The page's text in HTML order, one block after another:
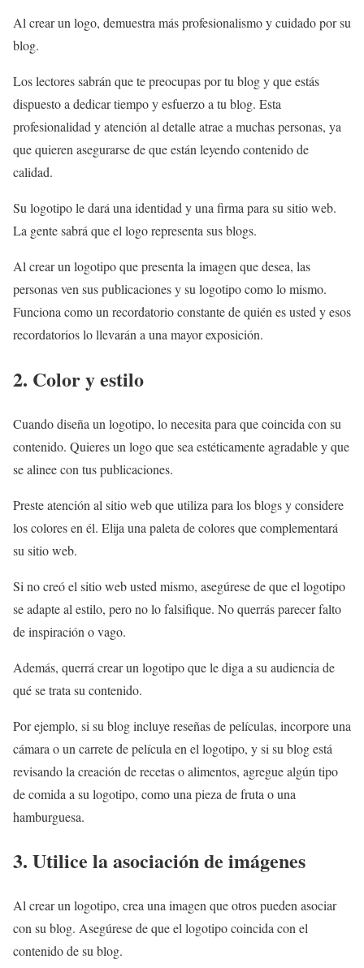
Al crear un logo, demuestra más profesionalismo y cuidado por su
blog.
Los lectores sabrán que te preocupas por tu blog y que estás
dispuesto a dedicar tiempo y esfuerzo a tu blog. Esta
profesionalidad y atención al detalle atrae a muchas personas, ya
que quieren asegurarse de que están leyendo contenido de
calidad.
Su logotipo le dará una identidad y una firma para su sitio web.
La gente sabrá que el logo representa sus blogs.
Al crear un logotipo que presenta la imagen que desea, las
personas ven sus publicaciones y su logotipo como lo mismo.
Funciona como un recordatorio constante de quién es usted y esos
recordatorios lo llevarán a una mayor exposición.
2. Color y estilo
Cuando diseña un logotipo, lo necesita para que coincida con su
contenido. Quieres un logo que sea estéticamente agradable y que
se alinee con tus publicaciones.
Preste atención al sitio web que utiliza para los blogs y considere
los colores en él. Elija una paleta de colores que complementará
su sitio web.
Si no creó el sitio web usted mismo, asegúrese de que el logotipo
se adapte al estilo, pero no lo falsifique. No querrás parecer falto
de inspiración o vago.
Además, querrá crear un logotipo que le diga a su audiencia de
qué se trata su contenido.
Por ejemplo, si su blog incluye reseñas de películas, incorpore una
cámara o un carrete de película en el logotipo, y si su blog está
revisando la creación de recetas o alimentos, agregue algún tipo
de comida a su logotipo, como una pieza de fruta o una
hamburguesa.
3. Utilice la asociación de imágenes
Al crear un logotipo, crea una imagen que otros pueden asociar
con su blog. Asegúrese de que el logotipo coincida con el
contenido de su blog.